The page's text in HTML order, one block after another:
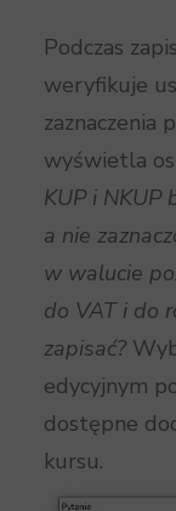
Podczas
weryfikuje
zaznaczenia
wyświetla
KUP i NKUP
a nie
w walucie
do VAT i do
zapisać?
edycyjnym
dostępne
kursu.